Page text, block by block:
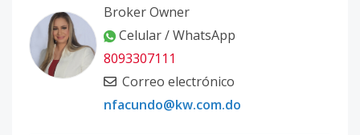
Broker Owner
Celular / WhatsApp
8093307111
Correo electrónico
nfacundo@kw.com.do